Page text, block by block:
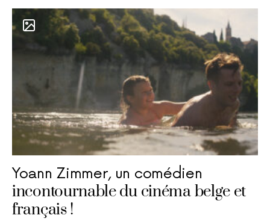
Yoann Zimmer, un comédien
incontournable du cinéma belge et
français !